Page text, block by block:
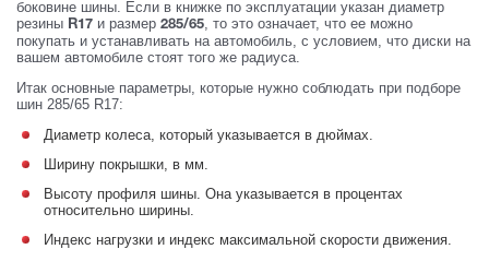
боковине шины. Если в книжке по эксплуатации указан диаметр
резины R17 и размер 285/65, то это означает, что ее можно
покупать и устанавливать на автомобиль, с условием, что диски на
вашем автомобиле стоят того же радиуса.
Итак основные параметры, которые нужно соблюдать при подборе
шин 285/65 R17:
Диаметр колеса, который указывается в дюймах.
Ширину покрышки, в мм.
Высоту профиля шины. Она указывается в процентах
относительно ширины.
Индекс нагрузки и индекс максимальной скорости движения.